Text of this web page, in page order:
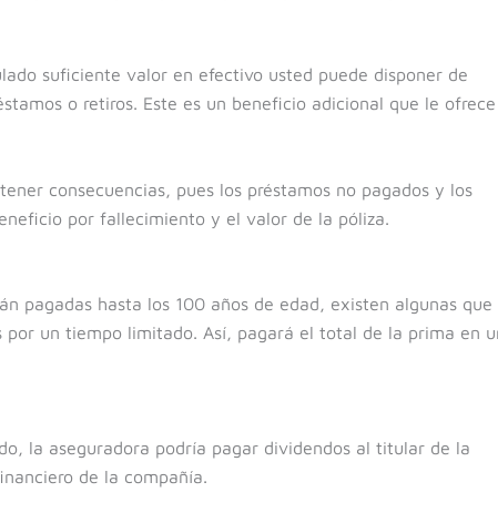
suficiente valor en efectivo usted puede disponer de
o retiros. Este es un beneficio adicional que le ofrece
consecuencias, pues los préstamos no pagados y los
por fallecimiento y el valor de la póliza.
pagadas hasta los 100 años de edad, existen algunas que
por un tiempo limitado. Así, pagará el total de la prima en
la aseguradora podría pagar dividendos al titular de la
de la compañía.